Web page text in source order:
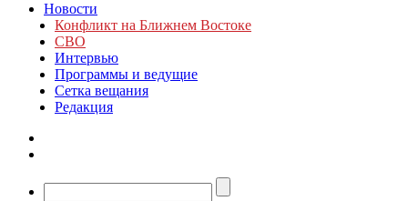
Новости
Конфликт на Ближнем Востоке
СВО
Интервью
Программы и ведущие
Сетка вещания
Редакция